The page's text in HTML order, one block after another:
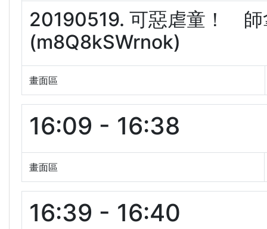
20190519. 可惡虐童！ 師
(m8Q8kSWrnok)
畫面區
16:09 - 16:38
畫面區
16:39 - 16:40